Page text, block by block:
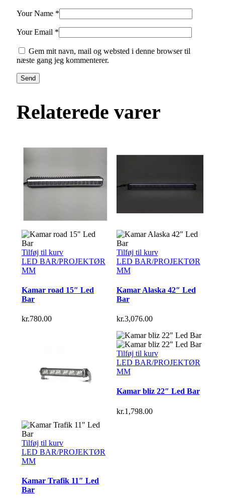
Your Name *
Your Email *
Gem mit navn, mail og websted i denne browser til
næste gang jeg kommenterer.
Send
Relaterede varer
Tilføj til kurv
LED BAR/PROJEKTØR
MM
Kamar road 15″ Led
Bar
kr.780.00
Tilføj til kurv
LED BAR/PROJEKTØR
MM
Kamar Alaska 42″ Led
Bar
kr.3,076.00
Tilføj til kurv
LED BAR/PROJEKTØR
MM
Kamar Trafik 11″ Led
Bar
Tilføj til kurv
LED BAR/PROJEKTØR
MM
Kamar bliz 22″ Led Bar
kr.1,798.00